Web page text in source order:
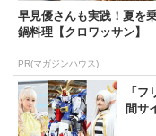
早見優さんも実践！夏を
鍋料理【クロワッサン】
PR(マガジンハウス)
「
間サ